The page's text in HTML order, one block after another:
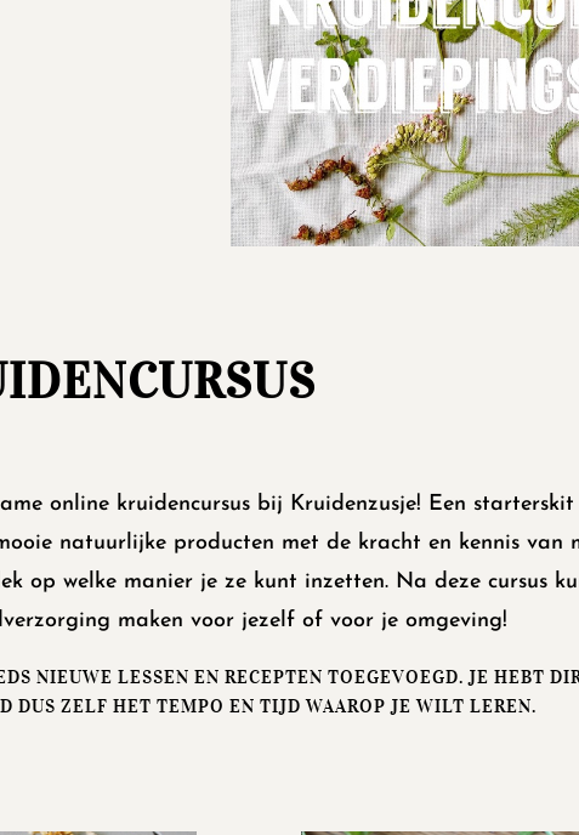
online kruidencursus bij Kruidenzusje! Een
natuurlijke producten met de kracht en kennis van
op welke manier je ze kunt inzetten. Na deze cursus
maken voor jezelf of voor je omgeving!
NIEUWE LESSEN EN RECEPTEN TOEGEVOEGD. JE HEBT
DUS ZELF HET TEMPO EN TIJD WAAROP JE WILT LEREN.